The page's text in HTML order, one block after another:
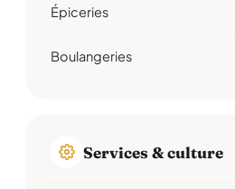
Épiceries
Boulangeries
Services & culture